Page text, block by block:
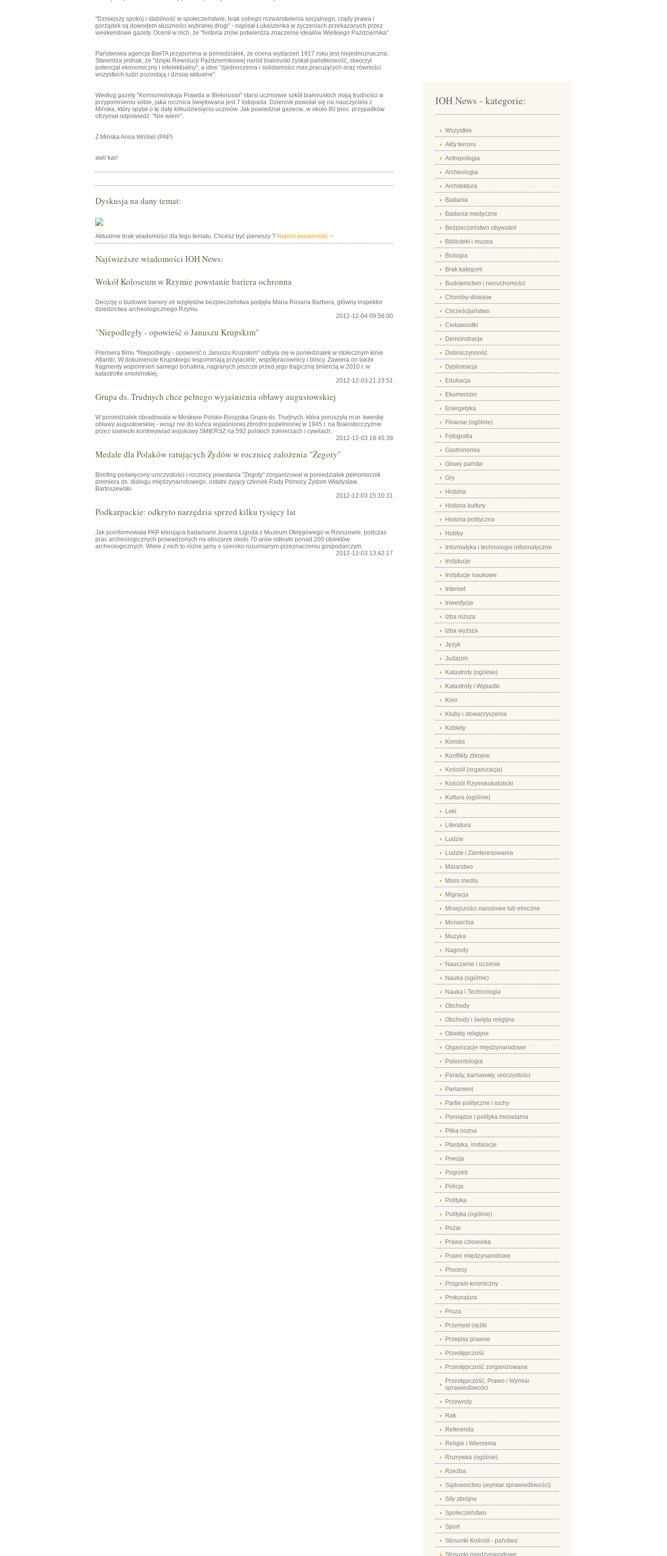
"Dzisiejszy spokój i stabilność w społeczeństwie, brak ostrego rozwarstwienia socjalnego, rządy prawa i
porządek są dowodem słuszności wybranej drogi" - napisał Łukaszenka w życzeniach przekazanych przez
weekendowe gazety. Ocenił w nich, że "historia znów potwierdza znaczenie ideałów Wielkiego Października".
Państwowa agencja BiełTA przypomina w poniedziałek, że ocena wydarzeń 1917 roku jest niejednoznaczna.
Stwierdza jednak, że "dzięki Rewolucji Październikowej naród białoruski zyskał państwowość, stworzył
potencjał ekonomiczny i intelektualny", a idee "zjednoczenia i solidarności mas pracujących oraz równości
wszystkich ludzi pozostają i dzisiaj aktualne".
Według gazety "Komsomolskaja Prawda w Biełorussii" starsi uczniowie szkół białoruskich mają trudności w
przypomnieniu sobie, jaka rocznica świętowana jest 7 listopada. Dziennik powołał się na nauczyciela z
Mińska, który spytał o tę datę kilkudziesięciu uczniów. Jak powiedział gazecie, w około 80 proc. przypadków
otrzymał odpowiedź: "Nie wiem".
Z Mińska Anna Wróbel (PAP)
awl/ kar/
Dyskusja na dany temat:
Aktualnie brak wiadomości dla tego tematu. Chcesz być pierwszy ? Napisz wiadomość >
Najświeższe wiadomości IOH News:
Wokół Koloseum w Rzymie powstanie bariera ochronna
Decyzję o budowie bariery ze względów bezpieczeństwa podjęła Maria Rosaria Barbera, główny inspektor
dziedzictwa archeologicznego Rzymu.
2012-12-04 09:56:00
"Niepodległy - opowieść o Januszu Krupskim"
Premiera filmu "Niepodległy - opowieść o Januszu Krupskim" odbyła się w poniedziałek w stołecznym kinie
Atlantic. W dokumencie Krupskiego wspominają przyjaciele, współpracownicy i bliscy. Zawiera on także
fragmenty wspomnień samego bohatera, nagranych jeszcze przed jego tragiczną śmiercią w 2010 r. w
katastrofie smoleńskiej.
2012-12-03 21:23:51
Grupa ds. Trudnych chce pełnego wyjaśnienia obławy augustowskiej
W poniedziałek obradowała w Moskwie Polsko-Rosyjska Grupa ds. Trudnych, która poruszyła m.in. kwestię
obławy augustowskiej - wciąż nie do końca wyjaśnionej zbrodni popełnionej w 1945 r. na Białostocczyźnie
przez sowiecki kontrwywiad wojskowy SMIERSZ na 592 polskich żołnierzach i cywilach.
2012-12-03 18:45:39
Medale dla Polaków ratujących Żydów w rocznicę założenia "Żegoty"
Briefing poświęcony uroczystości i rocznicy powstania "Żegoty" zorganizował w poniedziałek pełnomocnik
premiera ds. dialogu międzynarodowego, ostatni żyjący członek Rady Pomocy Żydom Władysław
Bartoszewski.
2012-12-03 15:10:31
Podkarpackie: odkryto narzędzia sprzed kilku tysięcy lat
Jak poinformowała PAP kierująca badaniami Joanna Ligoda z Muzeum Okręgowego w Rzeszowie, podczas
prac archeologicznych prowadzonych na obszarze około 70 arów odkryto ponad 200 obiektów
archeologicznych. Wiele z nich to różne jamy o szeroko rozumianym przeznaczeniu gospodarczym.
2012-12-03 13:42:17
IOH News - kategorie:
Wszystkie
Akty terroru
Antropologia
Archeologia
Architektura
Badania
Badania medyczne
Bezpieczeństwo obywateli
Biblioteki i muzea
Biologia
Brak kategorii
Budownictwo i nieruchomości
Choroby-disease
Chrześcijaństwo
Ciekawostki
Demonstracje
Dobroczynność
Dyplomacja
Edukacja
Ekumenizm
Energetyka
Finanse (ogólnie)
Fotografia
Gastronomia
Głowy państw
Gry
Historia
Historia kultury
Historia polityczna
Hobby
Informatyka i technologie informatyczne
Instytucje
Instytucje naukowe
Internet
Inwestycje
Izba niższa
Izba wyższa
Język
Judaizm
Katastrofy (ogólnie)
Katastrofy i Wypadki
Kino
Kluby i stowarzyszenia
Kobiety
Komiks
Konflikty zbrojne
Kościół (organizacja)
Kościół Rzymskokatolicki
Kultura (ogólnie)
Leki
Literatura
Ludzie
Ludzie i Zainteresowania
Malarstwo
Mass media
Migracja
Mniejszości narodowe lub etniczne
Monarchia
Muzyka
Nagrody
Nauczanie i uczenie
Nauka (ogólnie)
Nauka i Technologia
Obchody
Obchody i święta religijne
Obiekty religijne
Organizacje międzynarodowe
Paleontologia
Parady, karnawały, uroczystości
Parlament
Partie polityczne i ruchy
Pieniądze i polityka monetarna
Piłka nożna
Plastyka, instalacje
Poezja
Pogrzeb
Policja
Polityka
Polityka (ogólnie)
Pożar
Prawa człowieka
Prawo międzynarodowe
Procesy
Program kosmiczny
Prokuratura
Proza
Przemysł ciężki
Przepisy prawne
Przestępczość
Przestępczość zorganizowana
Przestępczość, Prawo i Wymiar
sprawiedliwości
Przewroty
Rak
Referenda
Religie i Wierzenia
Rozrywka (ogólnie)
Rzeźba
Sądownictwo (wymiar sprawiedliwości)
Siły zbrojne
Społeczeństwo
Sport
Stosunki Kościół - państwo
Stosunki międzynarodowe